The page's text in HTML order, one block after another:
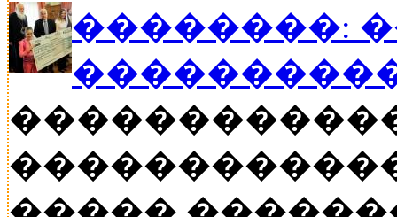
��������: